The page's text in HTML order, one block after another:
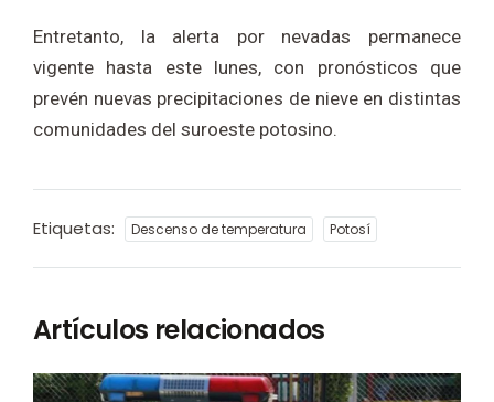
Entretanto, la alerta por nevadas permanece
vigente hasta este lunes, con pronósticos que
prevén nuevas precipitaciones de nieve en distintas
comunidades del suroeste potosino.
Etiquetas: Descenso de temperatura Potosí
Artículos relacionados